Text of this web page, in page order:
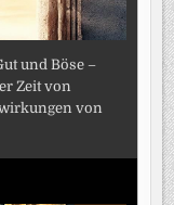
und Böse –
Zeit von
von